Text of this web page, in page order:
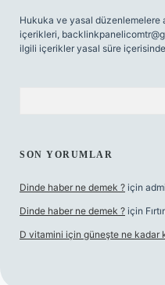
Hukuka ve yasal düzenlemelere
içerikleri,
ilgili içerikler yasal süre
SON YORUMLAR
Dinde haber ne demek ? için
Dinde haber ne demek ? için
D vitamini için güneşte ne kadar